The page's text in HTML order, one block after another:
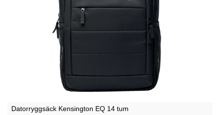
Datorryggsäck Kensington EQ 14 tum